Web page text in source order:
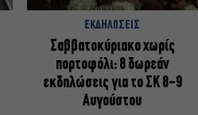
ΕΚΔΗΛΩΣΕΙΣ
Σαββατοκύριακο χωρίς
πορτοφόλι: 8 δωρεάν
εκδηλώσεις για το ΣΚ 8-9
Αυγούστου